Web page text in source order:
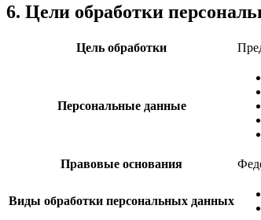
6. Цели обработки
Цель обработки
Персональные данные
Правовые основания
Виды обработки персональных данных